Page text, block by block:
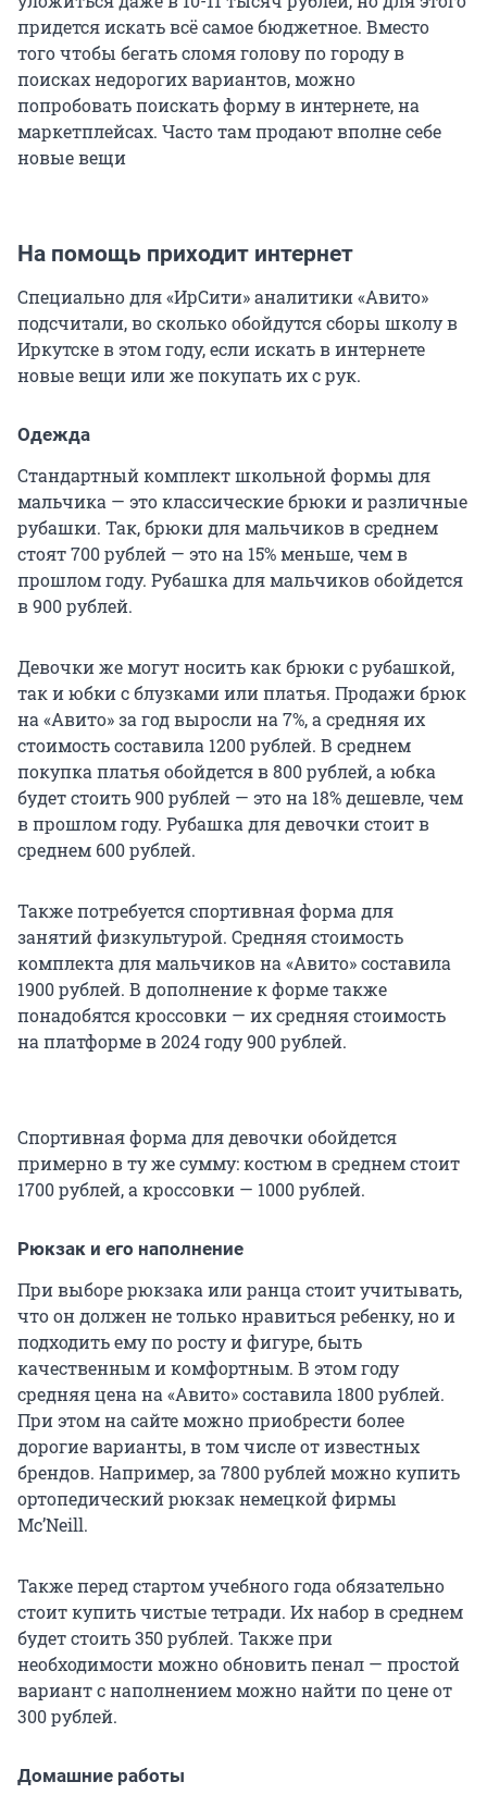
придется искать всё самое бюджетное. Вместо
того чтобы бегать сломя голову по городу в
поисках недорогих вариантов, можно
попробовать поискать форму в интернете, на
маркетплейсах. Часто там продают вполне себе
новые вещи
На помощь приходит интернет
Специально для «ИрСити» аналитики «Авито»
подсчитали, во сколько обойдутся сборы школу в
Иркутске в этом году, если искать в интернете
новые вещи или же покупать их с рук.
Одежда
Стандартный комплект школьной формы для
мальчика — это классические брюки и различные
рубашки. Так, брюки для мальчиков в среднем
стоят 700 рублей — это на 15% меньше, чем в
прошлом году. Рубашка для мальчиков обойдется
в 900 рублей.
Девочки же могут носить как брюки с рубашкой,
так и юбки с блузками или платья. Продажи брюк
на «Авито» за год выросли на 7%, а средняя их
стоимость составила 1200 рублей. В среднем
покупка платья обойдется в 800 рублей, а юбка
будет стоить 900 рублей — это на 18% дешевле, чем
в прошлом году. Рубашка для девочки стоит в
среднем 600 рублей.
Также потребуется спортивная форма для
занятий физкультурой. Средняя стоимость
комплекта для мальчиков на «Авито» составила
1900 рублей. В дополнение к форме также
понадобятся кроссовки — их средняя стоимость
на платформе в 2024 году 900 рублей.
Спортивная форма для девочки обойдется
примерно в ту же сумму: костюм в среднем стоит
1700 рублей, а кроссовки — 1000 рублей.
Рюкзак и его наполнение
При выборе рюкзака или ранца стоит учитывать,
что он должен не только нравиться ребенку, но и
подходить ему по росту и фигуре, быть
качественным и комфортным. В этом году
средняя цена на «Авито» составила 1800 рублей.
При этом на сайте можно приобрести более
дорогие варианты, в том числе от известных
брендов. Например, за 7800 рублей можно купить
ортопедический рюкзак немецкой фирмы
Mc’Neill.
Также перед стартом учебного года обязательно
стоит купить чистые тетради. Их набор в среднем
будет стоить 350 рублей. Также при
необходимости можно обновить пенал — простой
вариант с наполнением можно найти по цене от
300 рублей.
Домашние работы